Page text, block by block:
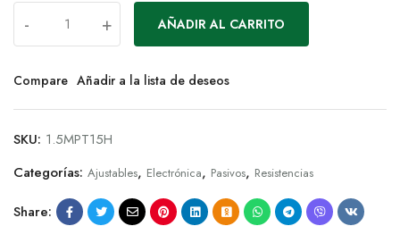
- + AÑADIR AL CARRITO
Compare Añadir a la lista de deseos
SKU: 1.5MPT15H
Categorías: Ajustables, Electrónica, Pasivos, Resistencias
Share: